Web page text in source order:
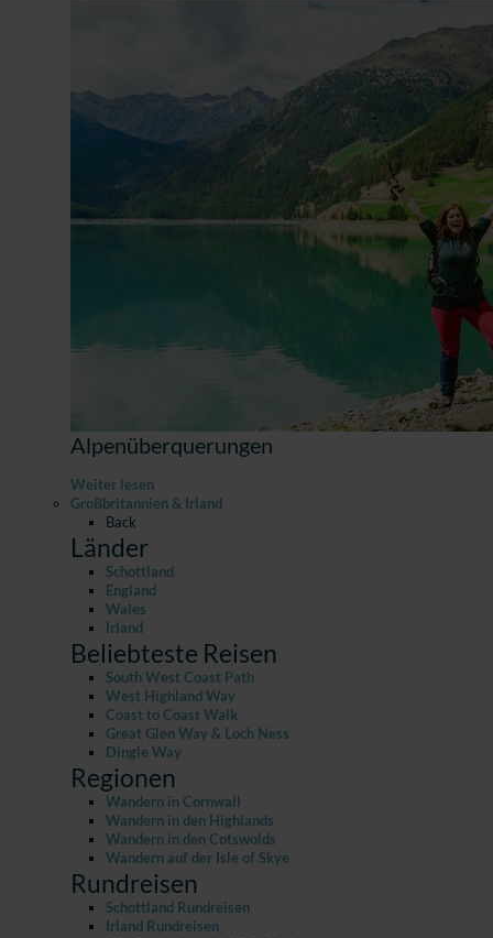
Alpenüberquerungen
Weiter lesen
Großbritannien & Irland
Back
Länder
Schottland
England
Wales
Irland
Beliebteste Reisen
South West Coast Path
West Highland Way
Coast to Coast Walk
Great Glen Way & Loch Ness
Dingle Way
Regionen
Wandern in Cornwall
Wandern in den Highlands
Wandern in den Cotswolds
Wandern auf der Isle of Skye
Rundreisen
Schottland Rundreisen
Irland Rundreisen